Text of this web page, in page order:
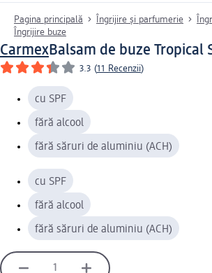
Pagina principală Îngrijire și parfumerie
Îngrijire buze
CarmexBalsam de buze Tropical
3.3 (11 Recenzii)
cu SPF
fără alcool
fără săruri de aluminiu (ACH)
cu SPF
fără alcool
fără săruri de aluminiu (ACH)